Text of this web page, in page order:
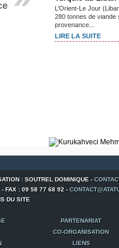
L’Orient-Le Jour
280 tonnes de viande
provenance...
LIRE LA SUITE
: SOUTREL DOMINIQUE -
- FAX : 09 58 77 68 92 -
DU SITE
PARTENARIAT
CO-ORGANISATION
LIENS